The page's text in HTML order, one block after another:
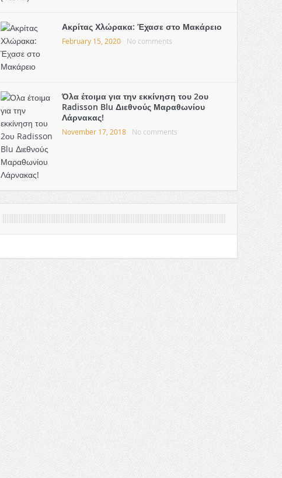
Ακρίτας Χλώρακα: Έχασε στο Μακάρειο
February 15, 2020 No comments
Όλα έτοιμα για την εκκίνηση του 2ου
Radisson Blu Διεθνούς Μαραθωνίου
Λάρνακας!
November 17, 2018 No comments